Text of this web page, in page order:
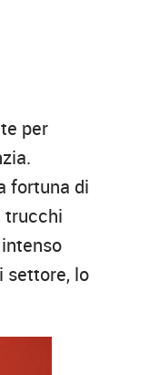
per
fortuna di
trucchi
settore, lo